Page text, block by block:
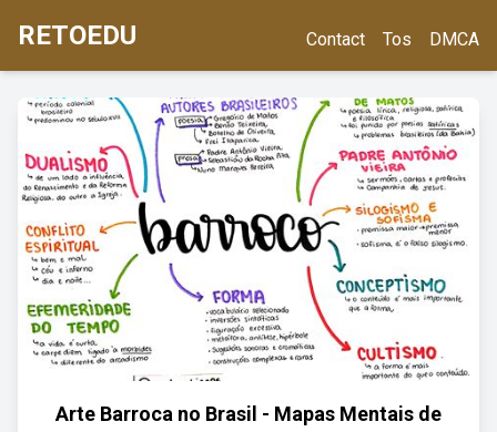
RETOEDU Contact Tos DMCA
Arte Barroca no Brasil - Mapas Mentais de